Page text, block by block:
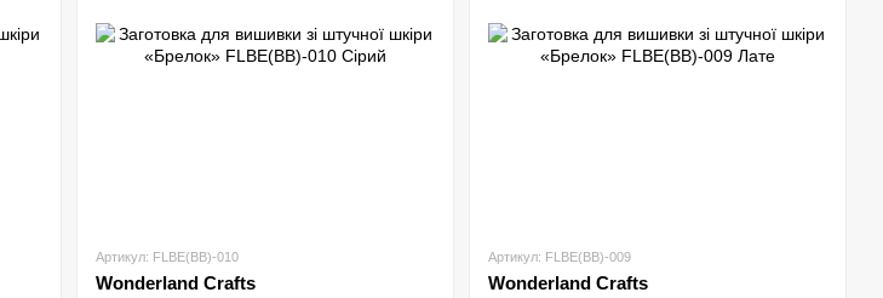
Артикул: FLBE(BB)-010
Wonderland Crafts
Артикул: FLBE(BB)-009
Wonderland Crafts